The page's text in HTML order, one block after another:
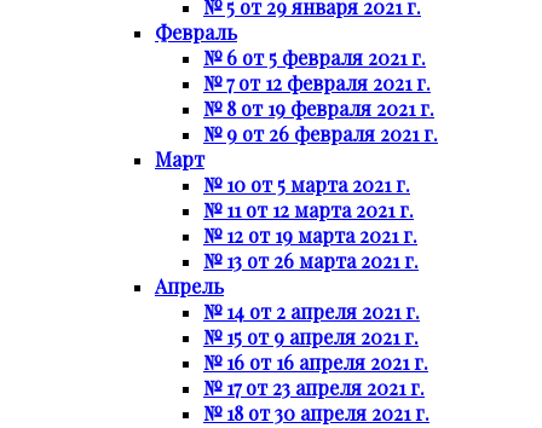
№ 5 от 29 января 2021 г.
Февраль
№ 6 от 5 февраля 2021 г.
№ 7 от 12 февраля 2021 г.
№ 8 от 19 февраля 2021 г.
№ 9 от 26 февраля 2021 г.
Март
№ 10 от 5 марта 2021 г.
№ 11 от 12 марта 2021 г.
№ 12 от 19 марта 2021 г.
№ 13 от 26 марта 2021 г.
Апрель
№ 14 от 2 апреля 2021 г.
№ 15 от 9 апреля 2021 г.
№ 16 от 16 апреля 2021 г.
№ 17 от 23 апреля 2021 г.
№ 18 от 30 апреля 2021 г.